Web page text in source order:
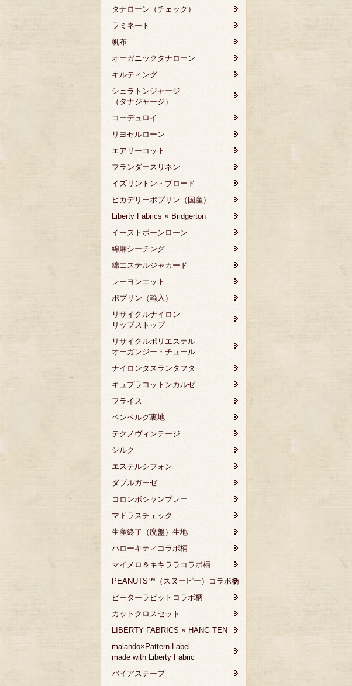
タナローン（チェック）
ラミネート
帆布
オーガニックタナローン
キルティング
シェラトンジャージ
（タナジャージ）
コーデュロイ
リヨセルローン
エアリーコット
フランダースリネン
イズリントン・ブロード
ピカデリーポプリン（国産）
Liberty Fabrics × Bridgerton
イーストボーンローン
綿麻シーチング
綿エステルジャカード
レーヨンエット
ポプリン（輸入）
リサイクルナイロン
リップストップ
リサイクルポリエステル
オーガンジー・チュール
ナイロンタスランタフタ
キュプラコットンカルゼ
フライス
ベンベルグ裏地
テクノヴィンテージ
シルク
エステルシフォン
ダブルガーゼ
コロンボシャンブレー
マドラスチェック
生産終了（廃盤）生地
ハローキティコラボ柄
マイメロ＆キキララコラボ柄
PEANUTS™（スヌーピー）コラボ柄
ピーターラビットコラボ柄
カットクロスセット
LIBERTY FABRICS × HANG TEN
maiando×Pattern Label
made with Liberty Fabric
バイアステープ